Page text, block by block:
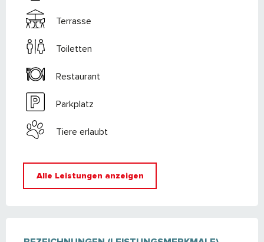
Terrasse
Toiletten
Restaurant
Parkplatz
Tiere erlaubt
Alle Leistungen anzeigen